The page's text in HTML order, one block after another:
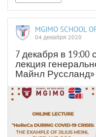
04 декабря 2020
7 декабря в 19:00
лекция
Майнл Руссланд»